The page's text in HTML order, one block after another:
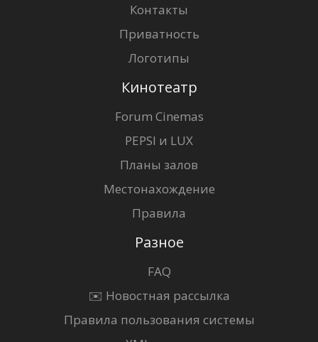
Контакты
Приватность
Логотипы
Кинотеатр
Forum Cinemas
PEPSI и LUX
Планы залов
Местонахождение
Правила
Разное
FAQ
✉️ Новостная рассылка
Правила пользования системы